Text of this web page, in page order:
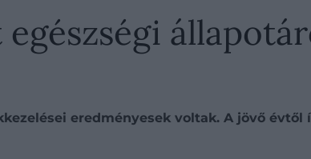
eredményesek voltak. A jövő évtől